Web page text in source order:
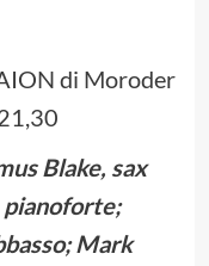
di Moroder
Blake, sax
pianoforte;
Mark